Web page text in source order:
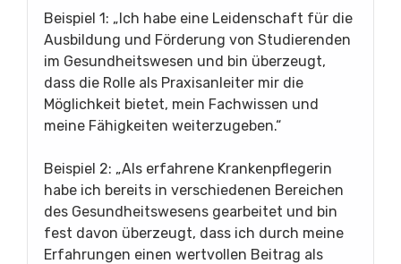
Beispiel 1: „Ich habe eine Leidenschaft für die
Ausbildung und Förderung von Studierenden
im Gesundheitswesen und bin überzeugt,
dass die Rolle als Praxisanleiter mir die
Möglichkeit bietet, mein Fachwissen und
meine Fähigkeiten weiterzugeben.“
Beispiel 2: „Als erfahrene Krankenpflegerin
habe ich bereits in verschiedenen Bereichen
des Gesundheitswesens gearbeitet und bin
fest davon überzeugt, dass ich durch meine
Erfahrungen einen wertvollen Beitrag als